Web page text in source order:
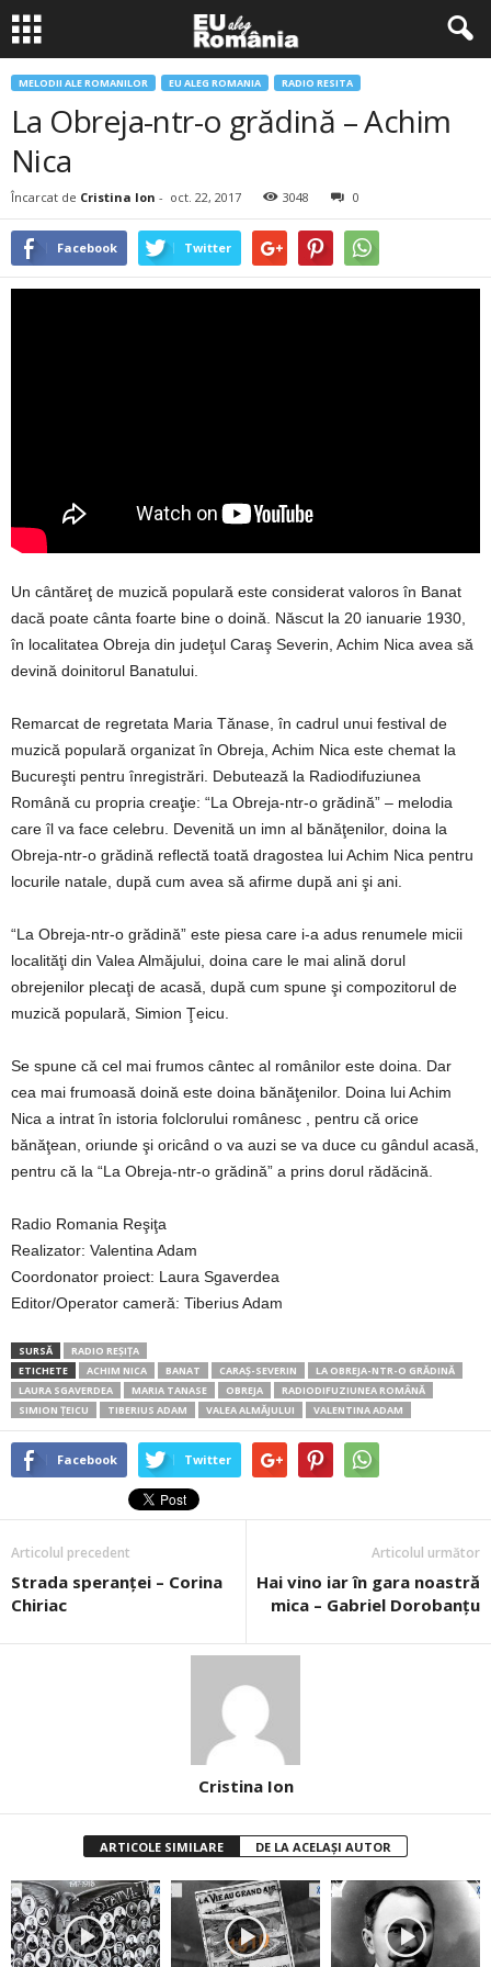
MELODII ALE ROMANILOR EU ALEG ROMANIA RADIO RESITA
La Obreja-ntr-o grădină – Achim
Nica
Încarcat de Cristina Ion - oct. 22, 2017 3048 0
Facebook Twitter
Un cântăreţ de muzică populară este considerat valoros în Banat
dacă poate cânta foarte bine o doină. Născut la 20 ianuarie 1930,
în localitatea Obreja din judeţul Caraş Severin, Achim Nica avea să
devină doinitorul Banatului.
Remarcat de regretata Maria Tănase, în cadrul unui festival de
muzică populară organizat în Obreja, Achim Nica este chemat la
Bucureşti pentru înregistrări. Debutează la Radiodifuziunea
Română cu propria creaţie: “La Obreja-ntr-o grădină” – melodia
care îl va face celebru. Devenită un imn al bănăţenilor, doina la
Obreja-ntr-o grădină reflectă toată dragostea lui Achim Nica pentru
locurile natale, după cum avea să afirme după ani şi ani.
“La Obreja-ntr-o grădină” este piesa care i-a adus renumele micii
localităţi din Valea Almăjului, doina care le mai alină dorul
obrejenilor plecaţi de acasă, după cum spune şi compozitorul de
muzică populară, Simion Ţeicu.
Se spune că cel mai frumos cântec al românilor este doina. Dar
cea mai frumoasă doină este doina bănăţenilor. Doina lui Achim
Nica a intrat în istoria folclorului românesc , pentru că orice
bănăţean, oriunde şi oricând o va auzi se va duce cu gândul acasă,
pentru că la “La Obreja-ntr-o grădină” a prins dorul rădăcină.
Radio Romania Reşiţa
Realizator: Valentina Adam
Coordonator proiect: Laura Sgaverdea
Editor/Operator cameră: Tiberius Adam
SURSĂ
RADIO REŞIŢA
ETICHETE
ACHIM NICA BANAT CARAŞ-SEVERIN
LA OBREJA-NTR-O GRĂDINĂ
LAURA SGAVERDEA
MARIA TANASE OBREJA
RADIODIFUZIUNEA ROMÂNĂ
SIMION ŢEICU
TIBERIUS ADAM VALEA ALMĂJULUI VALENTINA ADAM
Facebook Twitter
Articolul precedent
Strada speranței – Corina
Chiriac
Articolul următor
Hai vino iar în gara noastră
mica – Gabriel Dorobanţu
Cristina Ion
ARTICOLE SIMILARE DE LA ACELAȘI AUTOR